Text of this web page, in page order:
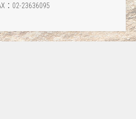
：02-23636095